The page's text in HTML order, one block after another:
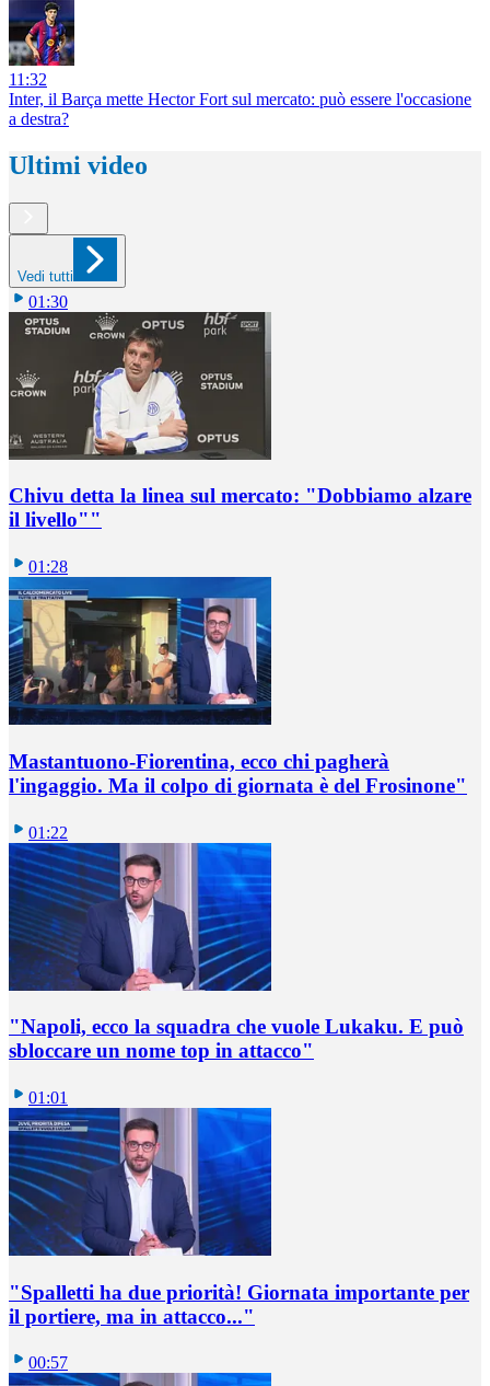
11:32
Inter, il Barça mette Hector Fort sul mercato: può essere l'occasione
a destra?
Ultimi video
Vedi tutti
01:30
Chivu detta la linea sul mercato: "Dobbiamo alzare
il livello""
01:28
Mastantuono-Fiorentina, ecco chi pagherà
l'ingaggio. Ma il colpo di giornata è del Frosinone"
01:22
"Napoli, ecco la squadra che vuole Lukaku. E può
sbloccare un nome top in attacco"
01:01
"Spalletti ha due priorità! Giornata importante per
il portiere, ma in attacco..."
00:57